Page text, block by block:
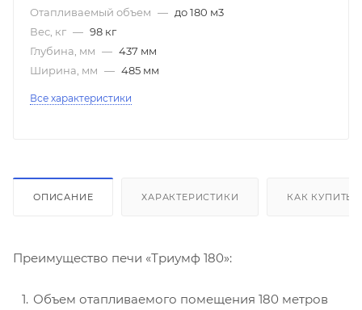
Отапливаемый объем — до 180 м3
Вес, кг — 98 кг
Глубина, мм — 437 мм
Ширина, мм — 485 мм
Все характеристики
ОПИСАНИЕ ХАРАКТЕРИСТИКИ КАК КУПИТЬ
Преимущество печи «Триумф 180»:
Объем отапливаемого помещения 180 метров